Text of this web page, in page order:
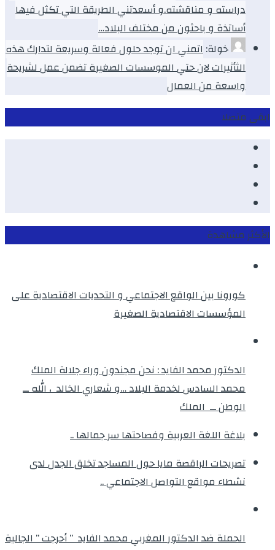
دراسته و مناقشته.و أسعدتني الطريقة التي تكثل فيها
أساتذة و باحثون من مختلف البلاد…
خولة:اتمني ان توجد حلول فعالة وسريعة لتدارك هذه
الثأثيرات لان حتي الموسسات الصغيرة تضمن عمل لشريحة
واسعة من العمال
ابقى متصلا
الأكثر مشاهدة
كورونا بين الواقع الاجتماعي و التحديات الاقتصادية على
المؤسسات الاقتصادية الصغيرة
الدكتور محمد الفايد : نحن مجندون وراء جلالة الملك
محمد السادس لخدمة البلاد …و شعاري الخالد ، الله ــ
الوطن ــ الملك
بلاغة اللغة العربية وفصاحتها سر جمالها ..
تصريحات الراقصة مايا حول المساجد تخلق الجدل لدى
نشطاء مواقع التواصل الاجتماعي ..
الحملة ضد الدكتور المغربي محمد الفايد ” أحرجت ” الجالية